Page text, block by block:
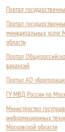
Портал
Портал
муниципальных услуг
области
Портал
вакансий
Портал АО
ГУ МВД России по
Министерство
информационных
Московской области